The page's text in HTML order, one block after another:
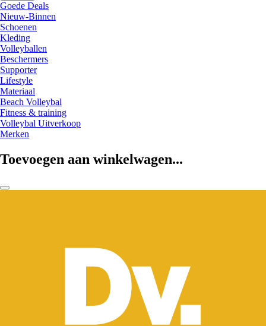
Goede Deals
Nieuw-Binnen
Schoenen
Kleding
Volleyballen
Beschermers
Supporter
Lifestyle
Materiaal
Beach Volleybal
Fitness & training
Volleybal Uitverkoop
Merken
Toevoegen aan winkelwagen...